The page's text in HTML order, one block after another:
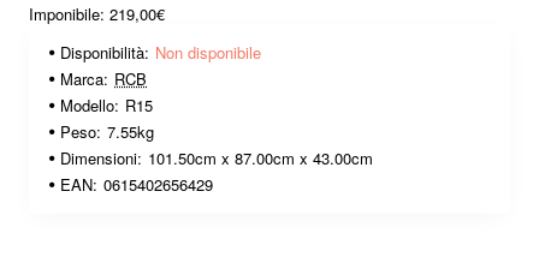
Imponibile: 219,00€
Disponibilità: Non disponibile
Marca: RCB
Modello: R15
Peso: 7.55kg
Dimensioni: 101.50cm x 87.00cm x 43.00cm
EAN: 0615402656429